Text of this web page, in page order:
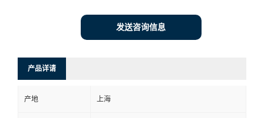
发送咨询信息
产品详请
产地 上海